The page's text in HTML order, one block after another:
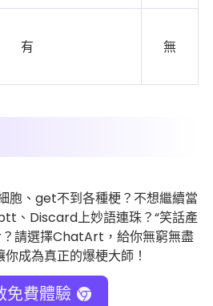
有 無
胞、get不到各種梗？不想繼續當
、Discard上妙語連珠？“笑話產
請選擇ChatArt，給你無窮無盡
成為真正的爆梗大師！
免費體驗